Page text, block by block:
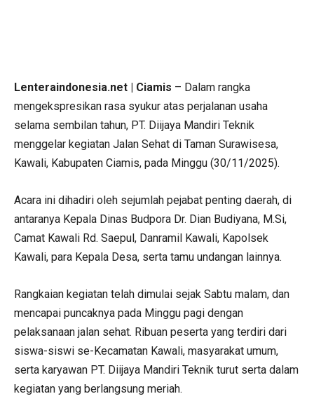
Lenteraindonesia.net | Ciamis – Dalam rangka
mengekspresikan rasa syukur atas perjalanan usaha
selama sembilan tahun, PT. Diijaya Mandiri Teknik
menggelar kegiatan Jalan Sehat di Taman Surawisesa,
Kawali, Kabupaten Ciamis, pada Minggu (30/11/2025).
Acara ini dihadiri oleh sejumlah pejabat penting daerah, di
antaranya Kepala Dinas Budpora Dr. Dian Budiyana, M.Si,
Camat Kawali Rd. Saepul, Danramil Kawali, Kapolsek
Kawali, para Kepala Desa, serta tamu undangan lainnya.
Rangkaian kegiatan telah dimulai sejak Sabtu malam, dan
mencapai puncaknya pada Minggu pagi dengan
pelaksanaan jalan sehat. Ribuan peserta yang terdiri dari
siswa-siswi se-Kecamatan Kawali, masyarakat umum,
serta karyawan PT. Diijaya Mandiri Teknik turut serta dalam
kegiatan yang berlangsung meriah.